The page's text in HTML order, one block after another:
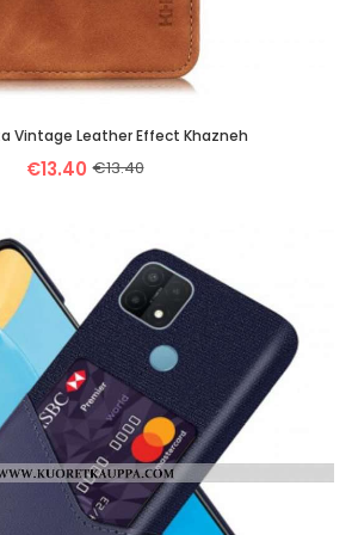
Vintage Leather Effect Khazneh
€13.40 €13.40